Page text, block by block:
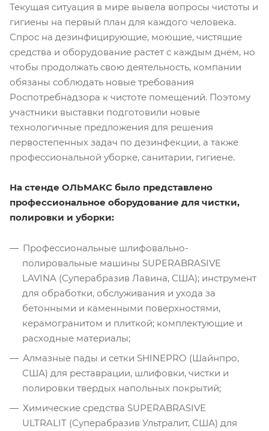
Текущая ситуация в мире вывела вопросы чистоты и
гигиены на первый план для каждого человека.
Спрос на дезинфицирующие, моющие, чистящие
средства и оборудование растет с каждым днём, но
чтобы продолжать свою деятельность, компании
обязаны соблюдать новые требования
Роспотребнадзора к чистоте помещений. Поэтому
участники выставки подготовили новые
технологичные предложения для решения
первостепенных задач по дезинфекции, а также
профессиональной уборке, санитарии, гигиене.
На стенде ОЛЬМАКС было представлено
профессиональное оборудование для чистки,
полировки и уборки:
Профессиональные шлифовально-
полировальные машины SUPERABRASIVE
LAVINA (Суперабразив Лавина, США); инструмент
для обработки, обслуживания и ухода за
бетонными и каменными поверхностями,
керамогранитом и плиткой; комплектующие и
расходные материалы;
Алмазные пады и сетки SHINEPRO (Шайнпро,
США) для реставрации, шлифовки, чистки и
полировки твердых напольных покрытий;
Химические средства SUPERABRASIVE
ULTRALIT (Суперабразив Ультралит, США) для